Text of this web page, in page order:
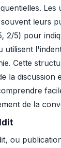
Les
leurs
2/5) pour
utilisent
Cette
la discussion
de la
ou